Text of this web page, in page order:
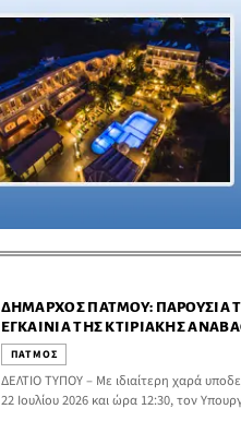
ΔΉΜΑΡΧΟΣ ΠΆΤΜΟΥ: ΠΑΡΟΥΣΊΑ
ΕΓΚΑΊΝΙΑ ΤΗΣ ΚΤΙΡΙΑΚΉΣ
ΥΓΕΊΑΣ ΠΆΤΜΟΥ
ΠΑΤΜΟΣ
ΔΕΛΤΙΟ ΤΥΠΟΥ – Με ιδιαίτερη χαρά
22 Ιουλίου 2026 και ώρα 12:30, τον